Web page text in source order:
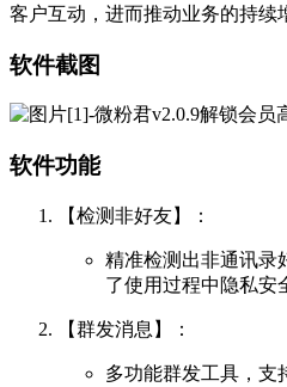
客户互动，进而推动业务的持续
软件截图
软件功能
【检测非好友】：
精准检测出非通讯录
了使用过程中隐私安
【群发消息】：
多功能群发工具，支